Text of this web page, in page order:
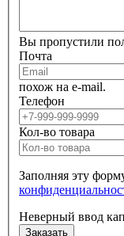
Вы пропустили
Почта
похож на e-mail.
Телефон
Кол-во товара
Заполняя эту
Неверный ввод
Заказать